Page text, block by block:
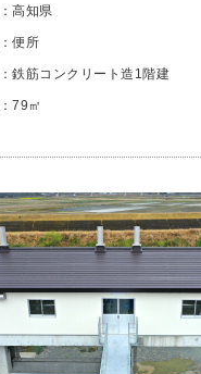
：高知県
：便所
：鉄筋コンクリート造1階建
：79㎡